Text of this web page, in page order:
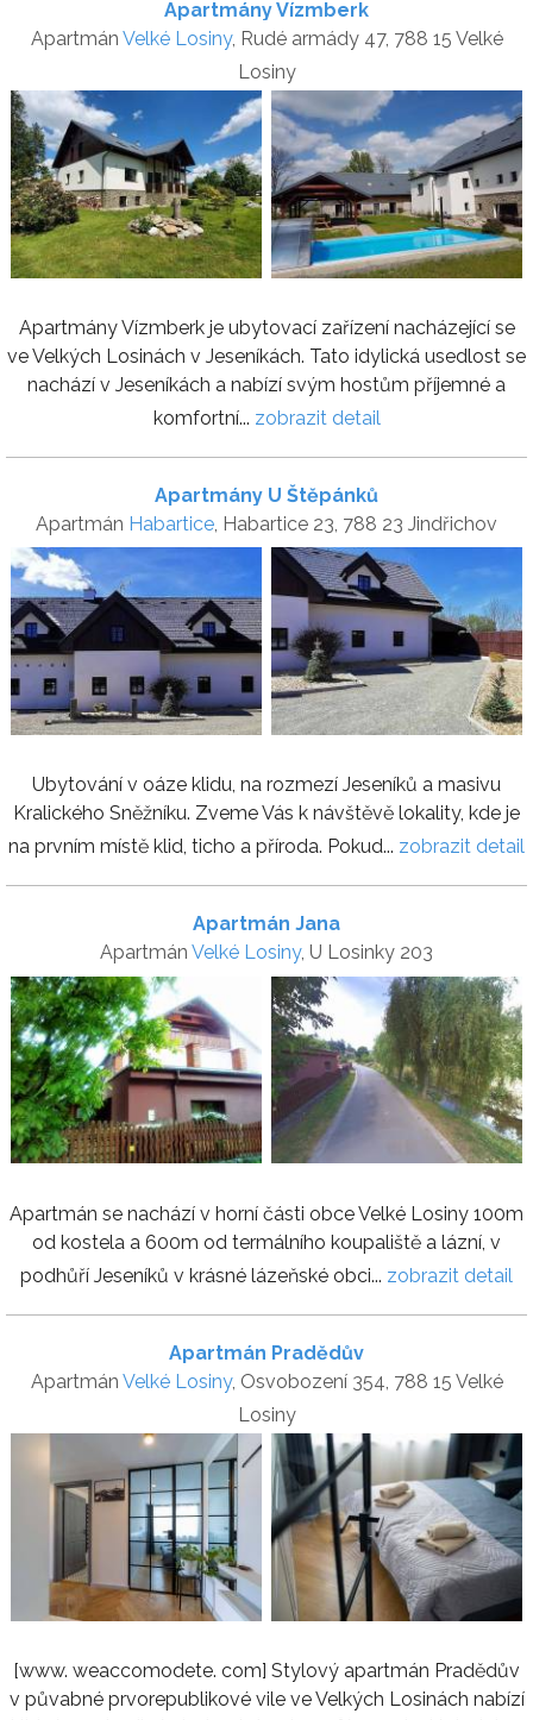
Apartmány Vízmberk
Apartmán Velké Losiny, Rudé armády 47, 788 15 Velké
Losiny
Apartmány Vízmberk je ubytovací zařízení nacházející se
ve Velkých Losinách v Jeseníkách. Tato idylická usedlost se
nachází v Jeseníkách a nabízí svým hostům příjemné a
komfortní... zobrazit detail
Apartmány U Štěpánků
Apartmán Habartice, Habartice 23, 788 23 Jindřichov
Ubytování v oáze klidu, na rozmezí Jeseníků a masivu
Kralického Sněžníku. Zveme Vás k návštěvě lokality, kde je
na prvním místě klid, ticho a příroda. Pokud... zobrazit detail
Apartmán Jana
Apartmán Velké Losiny, U Losinky 203
Apartmán se nachází v horní části obce Velké Losiny 100m
od kostela a 600m od termálního koupaliště a lázní, v
podhůří Jeseníků v krásné lázeňské obci... zobrazit detail
Apartmán Pradědův
Apartmán Velké Losiny, Osvobození 354, 788 15 Velké
Losiny
[www. weaccomodete. com] Stylový apartmán Pradědův
v půvabné prvorepublikové vile ve Velkých Losinách nabízí